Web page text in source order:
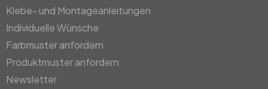
Klebe- und Montageanleitungen
Individuelle Wünsche
Farbmuster anfordern
Produktmuster anfordern
Newsletter